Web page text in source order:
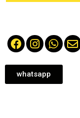
whatsapp